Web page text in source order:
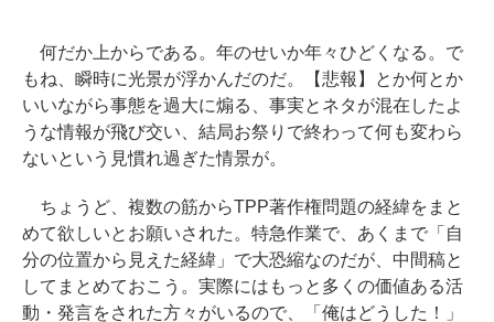
何だか上からである。年のせいか年々ひどくなる。で
もね、瞬時に光景が浮かんだのだ。【悲報】とか何とか
いいながら事態を過大に煽る、事実とネタが混在したよ
うな情報が飛び交い、結局お祭りで終わって何も変わら
ないという見慣れ過ぎた情景が。
ちょうど、複数の筋からTPP著作権問題の経緯をまと
めて欲しいとお願いされた。特急作業で、あくまで「自
分の位置から見えた経緯」で大恐縮なのだが、中間稿と
してまとめておこう。実際にはもっと多くの価値ある活
動・発言をされた方々がいるので、「俺はどうした！」